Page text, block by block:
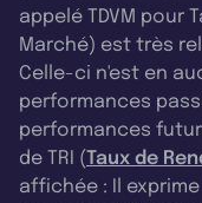
appelé TDVM pour
Marché) est très
Celle-ci n'est en
performances
performances
de TRI (Taux de
affichée : Il